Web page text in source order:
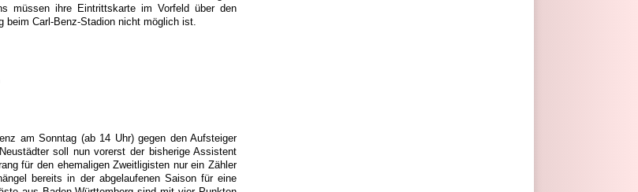
müssen ihre Eintrittskarte im Vorfeld über den
beim Carl-Benz-Stadion nicht möglich ist.
am Sonntag (ab 14 Uhr) gegen den Aufsteiger
soll nun vorerst der bisherige Assistent
für den ehemaligen Zweitligisten nur ein Zähler
bereits in der abgelaufenen Saison für eine